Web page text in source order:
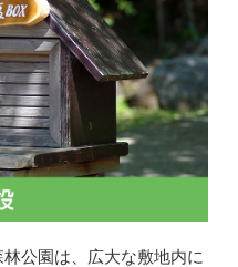
公園は、広大な敷地内に